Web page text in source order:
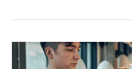
crear